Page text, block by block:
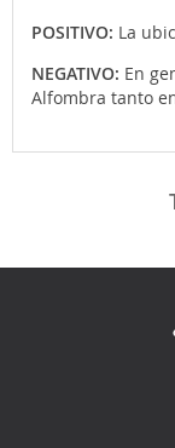
POSITIVO: La
NEGATIVO: En
Alfombra tanto